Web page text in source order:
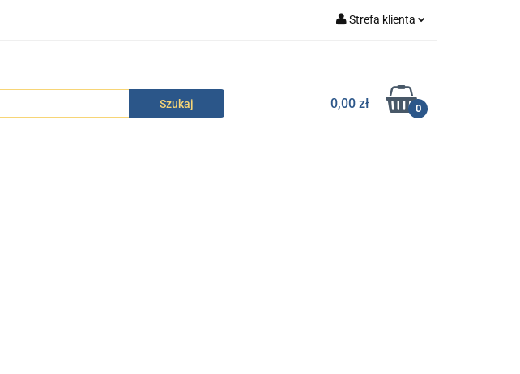
Strefa klienta
Zarejestruj się
Dodaj zgłoszenie
0,00 zł 0